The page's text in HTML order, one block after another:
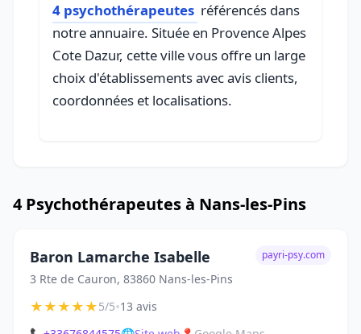
4 psychothérapeutes référencés dans
notre annuaire. Située en Provence Alpes
Cote Dazur, cette ville vous offre un large
choix d'établissements avec avis clients,
coordonnées et localisations.
4 Psychothérapeutes à Nans-les-Pins
Baron Lamarche Isabelle
3 Rte de Cauron, 83860 Nans-les-Pins
payri-psy.com
★★★★★5/5•13 avis